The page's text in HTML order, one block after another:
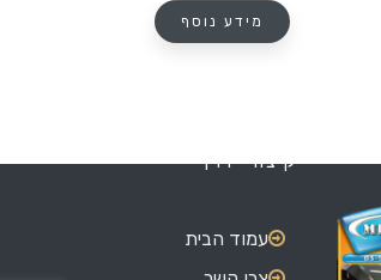
מידע נוסף
קיצורי דרך
עמוד הבית